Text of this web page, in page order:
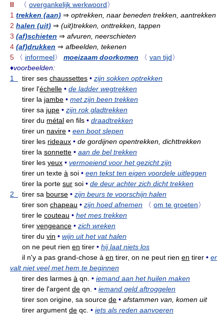
II
〈 overgankelijk werkwoord〉
1 trekken (aan) ⇒ optrekken, naar beneden trekken, aantrekken
2 halen (uit) ⇒ (uit)trekken, onttrekken, tappen
3 (af)schieten ⇒ afvuren, neerschieten
4 (af)drukken ⇒ afbeelden, tekenen
5
〈 informeel〉 moeizaam doorkomen 〈 van tijd〉
♦voorbeelden:
1
tirer ses chaussettes • zijn sokken optrekken
tirer l'échelle • de ladder wegtrekken
tirer la jambe • met zijn been trekken
tirer sa jupe • zijn rok gladtrekken
tirer du métal en fils • draadtrekken
tirer un navire • een boot slepen
tirer les rideaux • de gordijnen opentrekken, dichttrekken
tirer la sonnette • aan de bel trekken
tirer les yeux • vermoeiend voor het gezicht zijn
tirer un texte à soi • een tekst ten eigen voordele uitleggen
tirer la porte sur soi • de deur achter zich dicht trekken
2
tirer sa bourse • zijn beurs te voorschijn halen
tirer son chapeau • zijn hoed afnemen 〈 om te groeten〉
tirer le couteau • het mes trekken
tirer vengeance • zich wreken
tirer du vin • wijn uit het vat halen
on ne peut rien en tirer • hij laat niets los
il n'y a pas grand-chose à en tirer, on ne peut rien en tirer • er
valt niet veel met hem te beginnen
tirer des larmes à qn. • iemand aan het huilen maken
tirer de l'argent de qn. • iemand geld aftroggelen
tirer son origine, sa source de • afstammen van, komen uit
tirer argument de qc. • iets als reden aanvoeren